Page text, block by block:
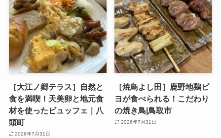
［大江ノ郷テラス］自然と
食を満喫！天美卵と地元食
材を使ったビュッフェ｜八
頭町
2026年7月31日
［焼鳥よし田］鹿野地鶏ピ
ヨが食べられる！こだわり
の焼き鳥|鳥取市
2026年7月31日